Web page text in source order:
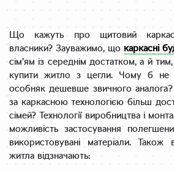
Що кажуть про щитовий
власники? Зауважимо, що каркасні
сім’ям із середнім достатком, а й
купити житло з цегли. Чому б не
особняк дешевше звичного
за каркасною технологією більш
сімей? Технології виробництва і
можливість застосування
використовувані матеріали. Також
житла відзначають: